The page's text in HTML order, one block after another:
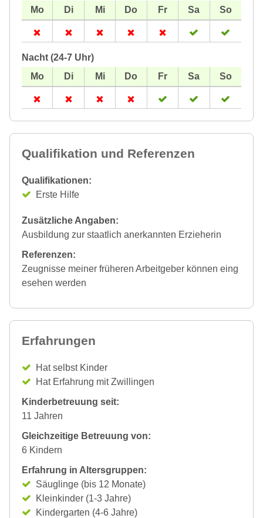
Nacht (24-7 Uhr)
Qualifikation und Referenzen
Qualifikationen:
Erste Hilfe
Zusätzliche Angaben:
Ausbildung zur staatlich anerkannten Erzieherin
Referenzen:
Zeugnisse meiner früheren Arbeitgeber können eing
esehen werden
Erfahrungen
Hat selbst Kinder
Hat Erfahrung mit Zwillingen
Kinderbetreuung seit:
11 Jahren
Gleichzeitige Betreuung von:
6 Kindern
Erfahrung in Altersgruppen:
Säuglinge (bis 12 Monate)
Kleinkinder (1-3 Jahre)
Kindergarten (4-6 Jahre)